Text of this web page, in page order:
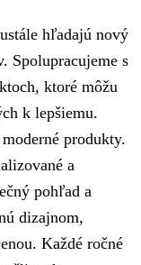
hľadajú nový
Spolupracujeme s
ktoré môžu
k lepšiemu.
produkty.
a
pohľad a
dizajnom,
Každé ročné